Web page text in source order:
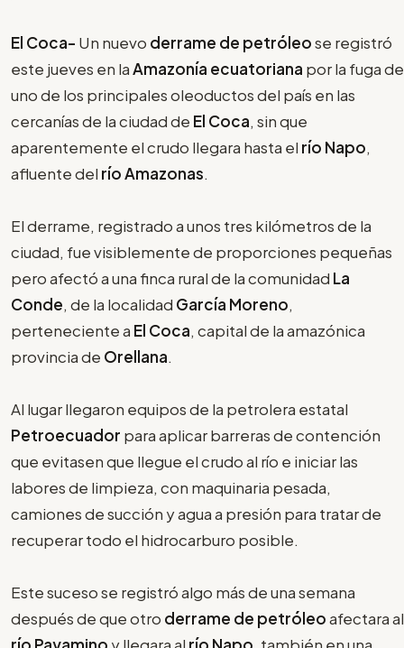
El Coca- Un nuevo derrame de petróleose registró
este jueves en laAmazonía ecuatoriana por la fuga de
uno de los principales oleoductos del país en las
cercanías de la ciudad de El Coca, sin que
aparentemente el crudo llegara hasta el río Napo,
afluente del río Amazonas.
El derrame, registrado a unos tres kilómetros de la
ciudad, fue visiblemente de proporciones pequeñas
pero afectó a una finca rural de la comunidad La
Conde, de la localidad García Moreno,
perteneciente a El Coca, capital de la amazónica
provincia de Orellana.
Al lugar llegaron equipos de la petrolera estatal
Petroecuador para aplicar barreras de contención
que evitasen que llegue el crudo al río e iniciar las
labores de limpieza, con maquinaria pesada,
camiones de succión y agua a presión para tratar de
recuperar todo el hidrocarburo posible.
Este suceso se registró algo más de una semana
después de que otro derrame de petróleoafectara al